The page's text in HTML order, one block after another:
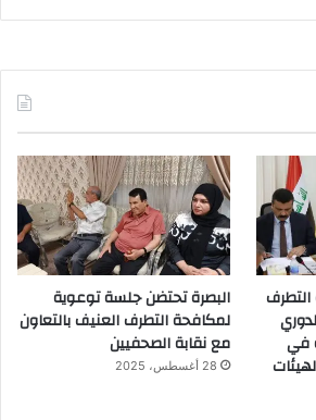
في
البصرة تحتضن جلسة توعوية
لمكافحة التطرف العنيف بالتعاون
مع نقابة الصحفيين
28 أغسطس، 2025